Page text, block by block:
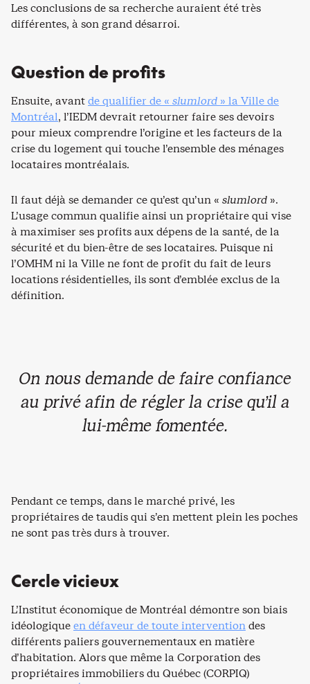
Les conclusions de sa recherche auraient été très
différentes, à son grand désarroi.
Question de profits
Ensuite, avantde qualifier de « slumlord » la Ville de
Montréal, l’IEDM devrait retourner faire ses devoirs
pour mieux comprendre l’origine et les facteurs de la
crise du logement qui touche l’ensemble des ménages
locataires montréalais.
Il faut déjà se demander ce qu’est qu’un « slumlord ».
L’usage commun qualifie ainsi un propriétaire qui vise
à maximiser ses profits aux dépens de la santé, de la
sécurité et du bien-être de ses locataires. Puisque ni
l’OMHM ni la Ville ne font de profit du fait de leurs
locations résidentielles, ils sont d’emblée exclus de la
définition.
On nous demande de faire confiance
au privé afin de régler la crise qu’il a
lui-même fomentée.
Pendant ce temps, dans le marché privé, les
propriétaires de taudis qui s’en mettent plein les poches
ne sont pas très durs à trouver.
Cercle vicieux
L’Institut économique de Montréal démontre son biais
idéologiqueen défaveur de toute interventiondes
différents paliers gouvernementaux en matière
d’habitation. Alors que même la Corporation des
propriétaires immobiliers du Québec (CORPIQ)